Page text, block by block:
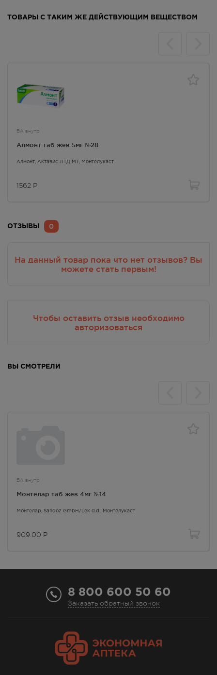
ТОВАРЫ С ТАКИМ ЖЕ ДЕЙСТВУЮЩИМ ВЕЩЕСТВОМ
БА внутр
Алмонт таб жев 5мг №28
Алмонт, Актавис ЛТД МТ, Монтелукаст
1562 Р
0
ОТЗЫВЫ
Чтобы оставить отзыв необходимо
авторизоваться
На данный товар пока что нет отзывов? Вы
можете стать первым!
ВЫ СМОТРЕЛИ
БА внутр
Монтелар таб жев 4мг №14
Монтелар , Sandoz GmbH/Lek d.d., Монтелукаст
909.00 Р
8 800 600 50 60
Заказать обратный звонок